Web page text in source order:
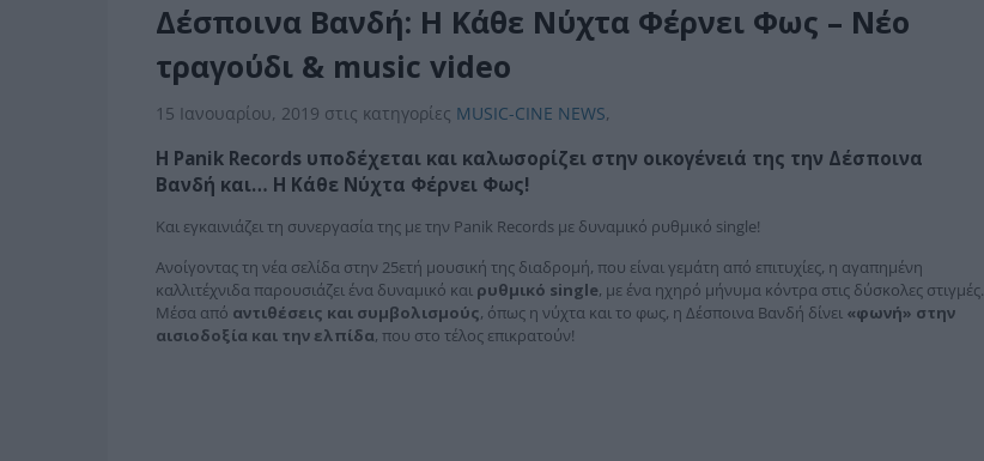
Δέσποινα Βανδή: Η Κάθε Νύχτα Φέρνει Φως – Νέο
τραγούδι & music video
15 Ιανουαρίου, 2019 στις κατηγορίες MUSIC-CINE NEWS,
H Panik Records υποδέχεται και καλωσορίζει στην οικογένειά της την Δέσποινα
Βανδή και… Η Κάθε Νύχτα Φέρνει Φως!
Kαι εγκαινιάζει τη συνεργασία της με την Panik Records με δυναμικό ρυθμικό single!
Ανοίγοντας τη νέα σελίδα στην 25ετή μουσική της διαδρομή, που είναι γεμάτη από επιτυχίες, η αγαπημένη
καλλιτέχνιδα παρουσιάζει ένα δυναμικό και ρυθμικό single, με ένα ηχηρό μήνυμα κόντρα στις δύσκολες στιγμές.
Μέσα από αντιθέσεις και συμβολισμούς, όπως η νύχτα και το φως, η Δέσποινα Βανδή δίνει «φωνή» στην
αισιοδοξία και την ελπίδα, που στο τέλος επικρατούν!